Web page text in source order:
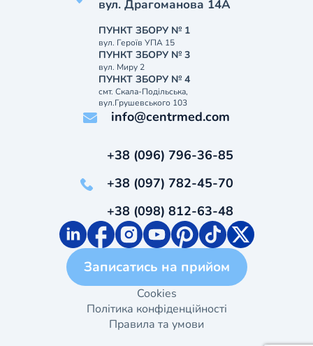
вул. Драгоманова 14А
ПУНКТ ЗБОРУ № 1
вул. Героїв УПА 15
ПУНКТ ЗБОРУ № 3
вул. Миру 2
ПУНКТ ЗБОРУ № 4
смт. Скала-Подільська,
вул.Грушевського 103
info@centrmed.com
+38 (096) 796-36-85
+38 (097) 782-45-70
+38 (098) 812-63-48
Записатись на прийом
Cookies
Політика конфіденційності
Правила та умови